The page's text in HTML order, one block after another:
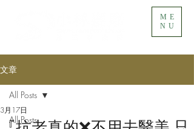
ME
NU
文章
All Posts
All Posts
3月17日